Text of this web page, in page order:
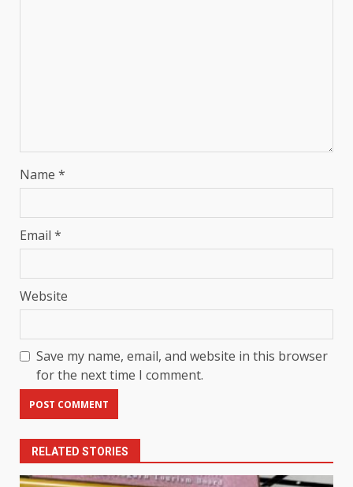
Name *
Email *
Website
Save my name, email, and website in this browser
for the next time I comment.
RELATED STORIES